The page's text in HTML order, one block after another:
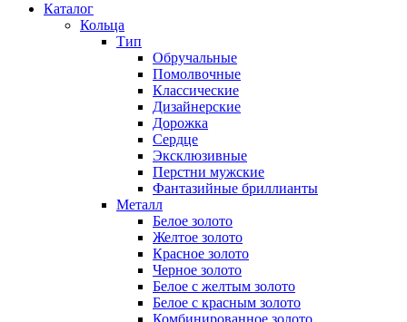
Каталог
Кольца
Тип
Обручальные
Помолвочные
Классические
Дизайнерские
Дорожка
Сердце
Эксклюзивные
Перстни мужские
Фантазийные бриллианты
Металл
Белое золото
Желтое золото
Красное золото
Черное золото
Белое с желтым золото
Белое с красным золото
Комбинированное золото